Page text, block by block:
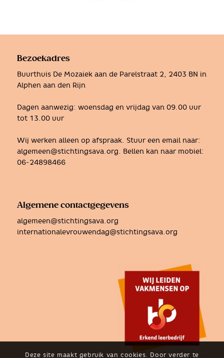
Bezoekadres
Buurthuis De Mozaiek aan de Parelstraat 2, 2403 BN in
Alphen aan den Rijn
Dagen aanwezig: woensdag en vrijdag van 09.00 uur
tot 13.00 uur
Wij werken alleen op afspraak. Stuur een email naar:
algemeen@stichtingsava.org. Bellen kan naar mobiel:
06-24898466
Algemene contactgegevens
algemeen@stichtingsava.org
internationalevrouwendag@stichtingsava.org
Deze site maakt gebruik van cookies. Door verder te